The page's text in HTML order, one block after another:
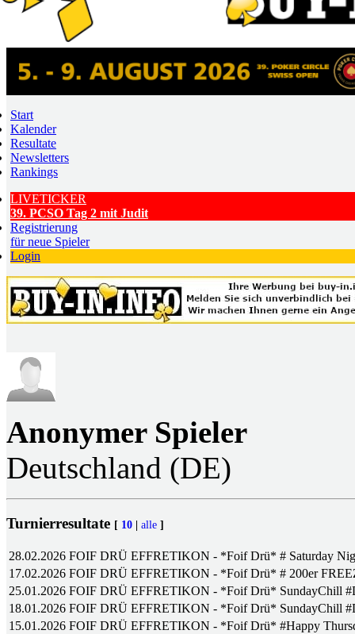
Start
Kalender
Resultate
Newsletters
Rankings
LIVETICKER
39. PCSO Tag 2 mit Judit
Registrierung
für neue Spieler
Login
Anonymer Spieler
Deutschland (DE)
Turnierresultate [ 10 | alle ]
28.02.2026 FOIF DRÜ EFFRETIKON - *Foif Drü* # Saturday
17.02.2026 FOIF DRÜ EFFRETIKON - *Foif Drü* # 200er
25.01.2026 FOIF DRÜ EFFRETIKON - *Foif Drü* SundayChill
18.01.2026 FOIF DRÜ EFFRETIKON - *Foif Drü* SundayChill
15.01.2026 FOIF DRÜ EFFRETIKON - *Foif Drü* #Happy